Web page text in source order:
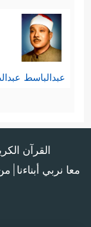
عبدالباسط
القرآن
معا نربي أبناءنا